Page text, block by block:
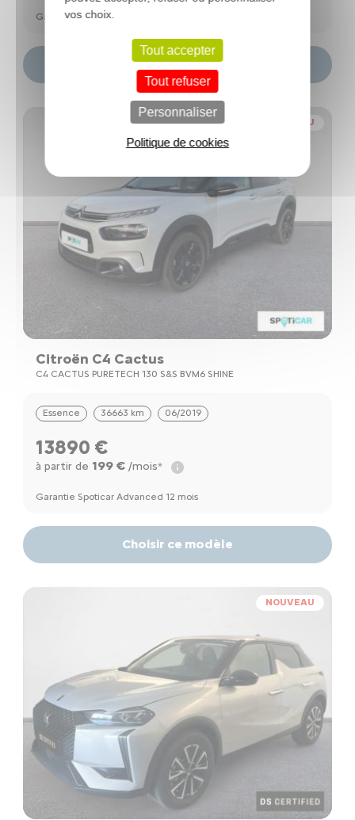
Garantie Spoticar Premium 12 mois
Choisir ce modèle
NOUVEAU
Citroën C4 Cactus
C4 CACTUS PURETECH 130 S&S BVM6 SHINE
Essence 36663 km 06/2019
13890 €
à partir de 199 €/mois*
Garantie Spoticar Advanced 12 mois
Choisir ce modèle
NOUVEAU
vos choix.
Tout accepter
Tout refuser
Personnaliser
Politique de cookies